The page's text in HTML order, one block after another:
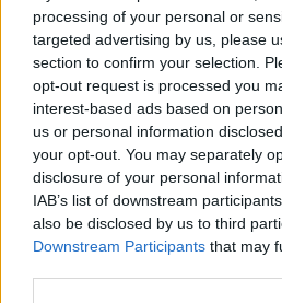
processing of your personal or
targeted advertising by us, please
section to confirm your selection.
opt-out request is processed you
interest-based ads based on
us or personal information
your opt-out. You may separately
disclosure of your personal
IAB’s list of downstream
also be disclosed by us to third
Downstream Participants that may
Härhittar ni ett lite längre inlägg
samt en liten förklaring till vad